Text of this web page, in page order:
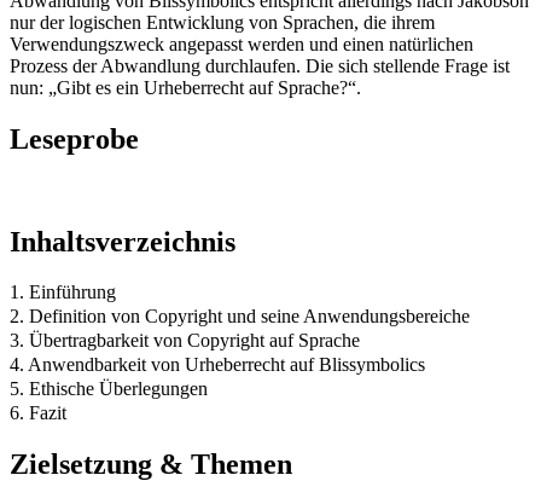
nur der logischen Entwicklung von Sprachen, die ihrem
Verwendungszweck angepasst werden und einen natürlichen
Prozess der Abwandlung durchlaufen. Die sich stellende Frage ist
nun: „Gibt es ein Urheberrecht auf Sprache?“.
Leseprobe
Inhaltsverzeichnis
1. Einführung
2. Definition von Copyright und seine Anwendungsbereiche
3. Übertragbarkeit von Copyright auf Sprache
4. Anwendbarkeit von Urheberrecht auf Blissymbolics
5. Ethische Überlegungen
6. Fazit
Zielsetzung & Themen